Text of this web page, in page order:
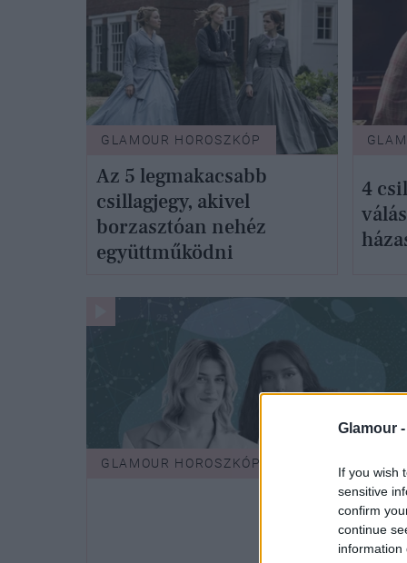
Glamour -
If you wish
sensitive
confirm
continue
information
GLAMOUR HOROSZKÓP
Az 5 legmakacsabb
csillagjegy, akivel
borzasztóan nehéz
együttműködni
4
GLAMOUR HOROSZKÓP